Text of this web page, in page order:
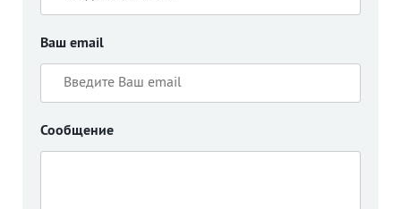
Ваш email
Сообщение